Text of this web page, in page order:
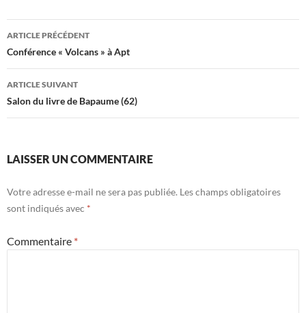
Navigation
des
articles
ARTICLE PRÉCÉDENT
Conférence « Volcans » à Apt
ARTICLE SUIVANT
Salon du livre de Bapaume (62)
LAISSER UN COMMENTAIRE
Votre adresse e-mail ne sera pas publiée. Les champs obligatoires
sont indiqués avec *
Commentaire *